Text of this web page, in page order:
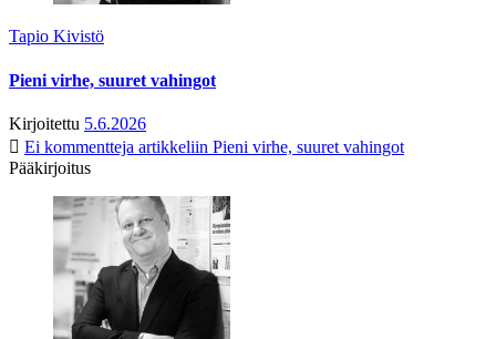
Tapio Kivistö
Pieni virhe, suuret vahingot
Kirjoitettu 5.6.2026
Ei kommentteja artikkeliin Pieni virhe, suuret vahingot
Pääkirjoitus